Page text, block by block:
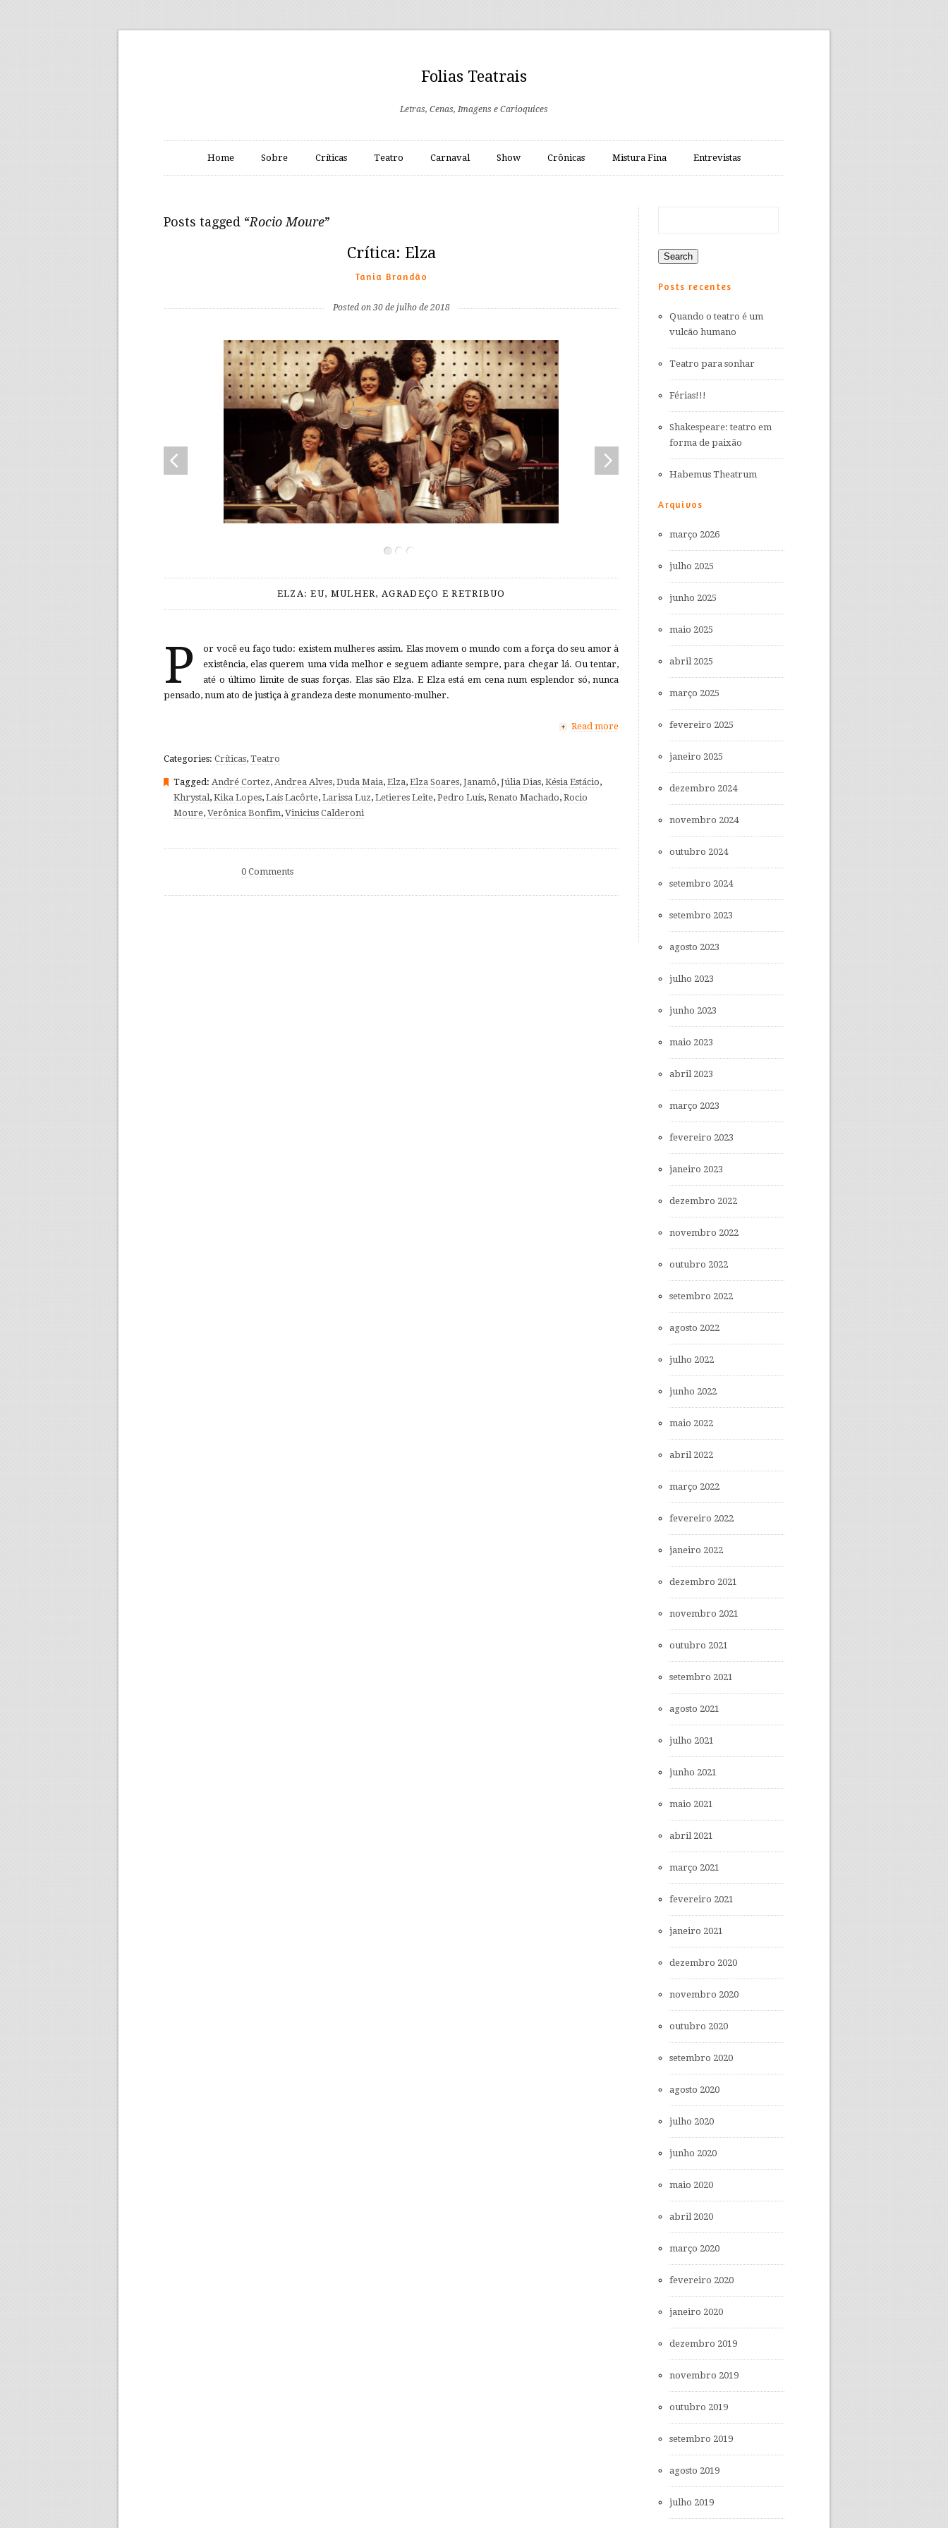
Folias Teatrais
Letras, Cenas, Imagens e Carioquices
Home Sobre Críticas Teatro Carnaval Show Crônicas Mistura Fina Entrevistas
Posts tagged “Rocio Moure”
Crítica: Elza
Tania Brandão
Posted on 30 de julho de 2018
ELZA: EU, MULHER, AGRADEÇO E RETRIBUO
P
or você eu faço tudo: existem mulheres assim. Elas movem o mundo com a força do seu amor à
existência, elas querem uma vida melhor e seguem adiante sempre, para chegar lá. Ou tentar,
até o último limite de suas forças. Elas são Elza. E Elza está em cena num esplendor só, nunca
pensado, num ato de justiça à grandeza deste monumento-mulher.
+ Read more
Categories: Críticas, Teatro
Tagged: André Cortez, Andrea Alves, Duda Maia, Elza, Elza Soares, Janamô, Júlia Dias, Késia Estácio,
Khrystal, Kika Lopes, Laís Lacôrte, Larissa Luz, Letieres Leite, Pedro Luís, Renato Machado, Rocio
Moure, Verônica Bonfim, Vinicius Calderoni
0 Comments
Posts recentes
Quando o teatro é um
vulcão humano
Teatro para sonhar
Férias!!!
Shakespeare: teatro em
forma de paixão
Habemus Theatrum
Arquivos
março 2026
julho 2025
junho 2025
maio 2025
abril 2025
março 2025
fevereiro 2025
janeiro 2025
dezembro 2024
novembro 2024
outubro 2024
setembro 2024
setembro 2023
agosto 2023
julho 2023
junho 2023
maio 2023
abril 2023
março 2023
fevereiro 2023
janeiro 2023
dezembro 2022
novembro 2022
outubro 2022
setembro 2022
agosto 2022
julho 2022
junho 2022
maio 2022
abril 2022
março 2022
fevereiro 2022
janeiro 2022
dezembro 2021
novembro 2021
outubro 2021
setembro 2021
agosto 2021
julho 2021
junho 2021
maio 2021
abril 2021
março 2021
fevereiro 2021
janeiro 2021
dezembro 2020
novembro 2020
outubro 2020
setembro 2020
agosto 2020
julho 2020
junho 2020
maio 2020
abril 2020
março 2020
fevereiro 2020
janeiro 2020
dezembro 2019
novembro 2019
outubro 2019
setembro 2019
agosto 2019
julho 2019